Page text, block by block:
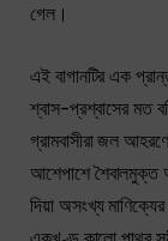
গেল।
এই বাগানটির এক
শ্বাস-প্রশ্বাসের মত
গ্রামবাসীরা জল
আশেপাশে শৈবালমুক্ত
দিয়া অসংখ্য